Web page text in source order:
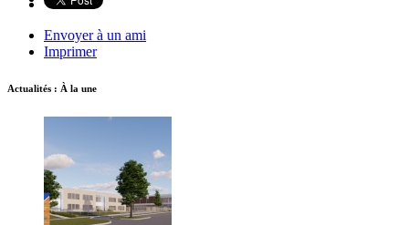
Envoyer à un ami
Imprimer
Actualités : À la une